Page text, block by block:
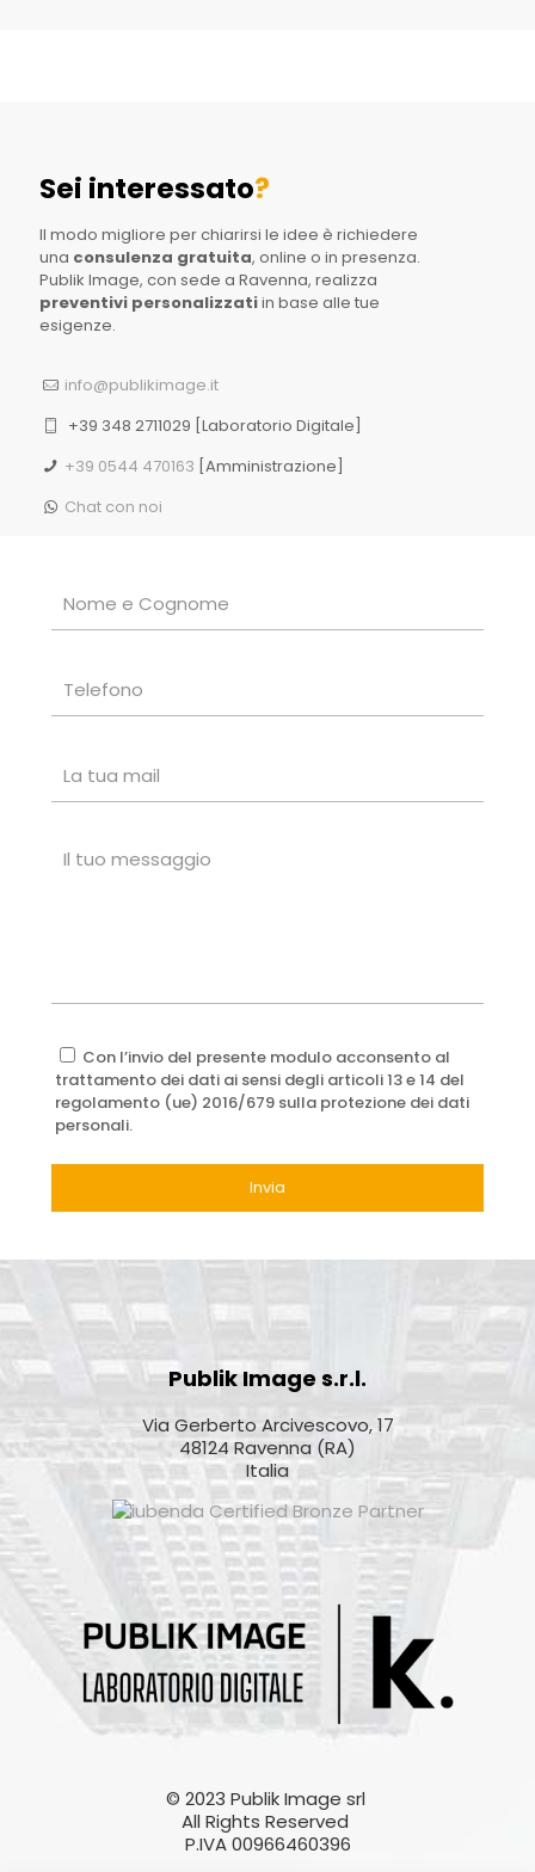
Sei interessato?
Il modo migliore per chiarirsi le idee è richiedere
una consulenza gratuita, online o in presenza.
Publik Image, con sede a Ravenna, realizza
preventivi personalizzatiin base alle tue
esigenze.
info@publikimage.it
+39 348 2711029 [Laboratorio Digitale]
+39 0544 470163 [Amministrazione]
Chat con noi
Con l’invio del presente modulo acconsento al
trattamento dei dati ai sensi degli articoli 13 e 14 del
regolamento (ue) 2016/679 sulla protezione dei dati
personali.
Publik Image s.r.l.
Via Gerberto Arcivescovo, 17
48124 Ravenna (RA)
Italia
© 2023 Publik Image srl
All Rights Reserved
P.IVA 00966460396